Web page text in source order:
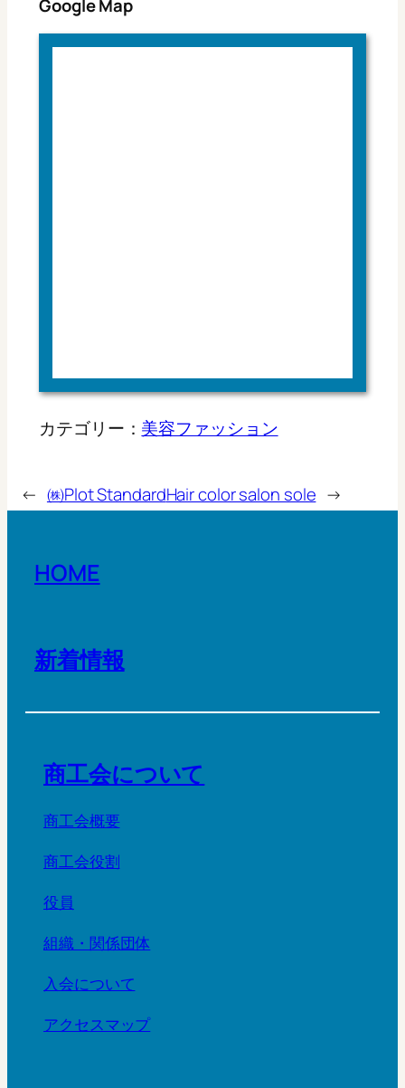
Google Map
カテゴリー： 美容ファッション
← ㈱Plot StandardHair color salon sole →
HOME
新着情報
商工会について
商工会概要
商工会役割
役員
組織・関係団体
入会について
アクセスマップ